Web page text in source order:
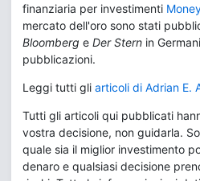
finanziaria per investimenti
mercato dell'oro sono stati
Bloomberg e Der Stern in
pubblicazioni.
Leggi tutti gli articoli di Adrian E.
Tutti gli articoli qui pubblicati
vostra decisione, non guidarla.
quale sia il miglior investimento
denaro e qualsiasi decisione